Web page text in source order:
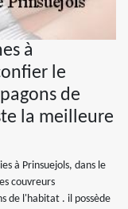
à
le
de
la meilleure
à Prinsuejols, dans le
couvreurs
de l'habitat . il possède